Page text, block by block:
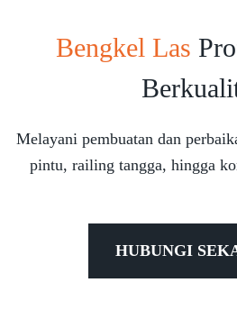
Bengkel Las
Melayani pembuatan dan
pintu, railing tangga, hingga
HUBUNGI